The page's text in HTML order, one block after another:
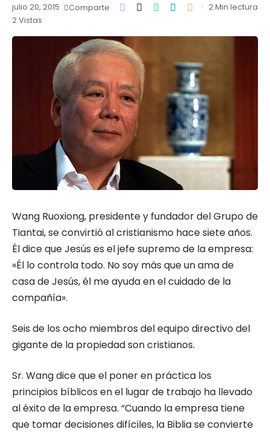
julio 20, 2015
2 Vistas
Comparte 2 Min lectura
Wang Ruoxiong, presidente y fundador del Grupo de
Tiantai, se convirtió al cristianismo hace siete años.
Él dice que Jesús es el jefe supremo de la empresa:
«Él lo controla todo. No soy más que un ama de
casa de Jesús, él me ayuda en el cuidado de la
compañía».
Seis de los ocho miembros del equipo directivo del
gigante de la propiedad son cristianos.
Sr. Wang dice que el poner en práctica los
principios bíblicos en el lugar de trabajo ha llevado
al éxito de la empresa. “Cuando la empresa tiene
que tomar decisiones difíciles, la Biblia se convierte